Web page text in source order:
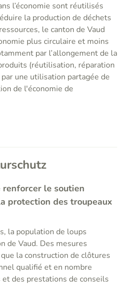
l’économie sont réutilisés
la production de déchets
le canton de Vaud
plus circulaire et moins
par l’allongement de la
(réutilisation, réparation
une utilisation partagée de
de l'économie de
renforcer le soutien
protection des troupeaux
la population de loups
de Vaud. Des mesures
la construction de clôtures
qualifié et en nombre
des prestations de conseils